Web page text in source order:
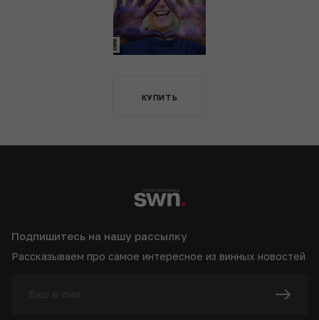
КУПИТЬ
Подпишитесь на нашу рассылку
Рассказываем про самое интересное из винных новостей